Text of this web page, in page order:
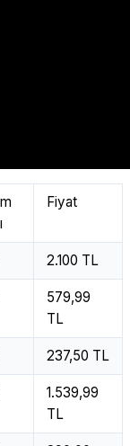
Fiyat
2.100 TL
579,99
TL
237,50 TL
1.539,99
TL